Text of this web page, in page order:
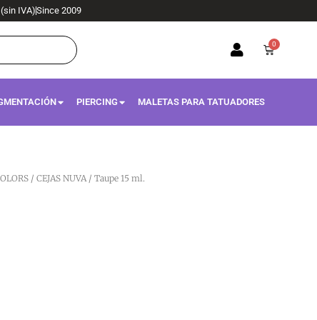
IVA)Since 2009
0
Carrito
PIERCING MALETAS PARA TATUADORES
/ CEJAS NUVA/ Taupe 15 ml.